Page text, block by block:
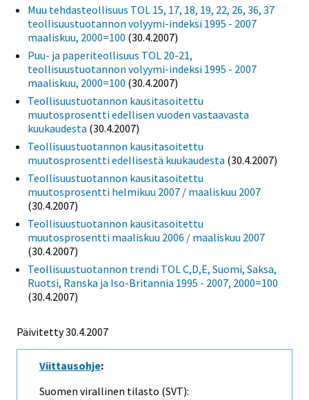
Muu tehdasteollisuus TOL 15, 17, 18, 19, 22, 26, 36, 37
teollisuustuotannon volyymi-indeksi 1995 - 2007
maaliskuu, 2000=100 (30.4.2007)
Puu- ja paperiteollisuus TOL 20-21,
teollisuustuotannon volyymi-indeksi 1995 - 2007
maaliskuu, 2000=100 (30.4.2007)
Teollisuustuotannon kausitasoitettu
muutosprosentti edellisen vuoden vastaavasta
kuukaudesta (30.4.2007)
Teollisuustuotannon kausitasoitettu
muutosprosentti edellisestä kuukaudesta (30.4.2007)
Teollisuustuotannon kausitasoitettu
muutosprosentti helmikuu 2007 / maaliskuu 2007
(30.4.2007)
Teollisuustuotannon kausitasoitettu
muutosprosentti maaliskuu 2006 / maaliskuu 2007
(30.4.2007)
Teollisuustuotannon trendi TOL C,D,E, Suomi, Saksa,
Ruotsi, Ranska ja Iso-Britannia 1995 - 2007, 2000=100
(30.4.2007)
Päivitetty30.4.2007
Viittausohje:
Suomen virallinen tilasto (SVT):